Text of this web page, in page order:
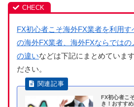
FX初心者こそ海外FX業者を利用
の海外FX業者、海外FXならではの
の違いなどは下記にまとめていま
ださい。
FX初心者こ
き！おすす